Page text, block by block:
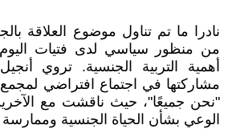
نادرا ما تم تناول موضوع العلاقة
من منظور سياسي لدى فتيات
مشاركتها في اجتماع افتراضي لمجمع
"نحن جميعًا"، حيث ناقشت مع
الوعي بشأن الحياة الجنسية